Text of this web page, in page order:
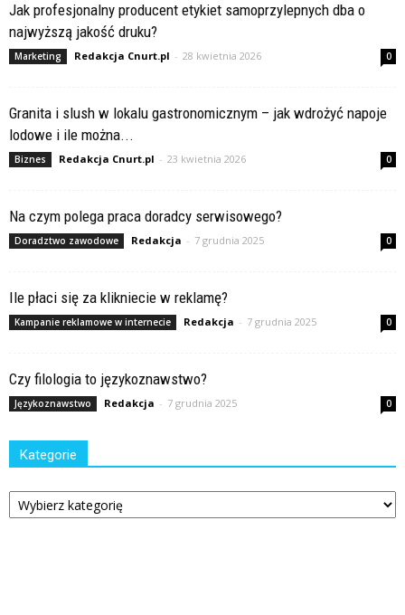
Jak profesjonalny producent etykiet samoprzylepnych dba o
najwyższą jakość druku?
Marketing Redakcja Cnurt.pl - 28 kwietnia 2026 0
Granita i slush w lokalu gastronomicznym – jak wdrożyć napoje
lodowe i ile można...
Biznes Redakcja Cnurt.pl - 23 kwietnia 2026 0
Na czym polega praca doradcy serwisowego?
Doradztwo zawodowe Redakcja - 7 grudnia 2025 0
Ile płaci się za klikniecie w reklamę?
Kampanie reklamowe w internecie Redakcja - 7 grudnia 2025 0
Czy filologia to językoznawstwo?
Językoznawstwo Redakcja - 7 grudnia 2025 0
Kategorie
Kategorie